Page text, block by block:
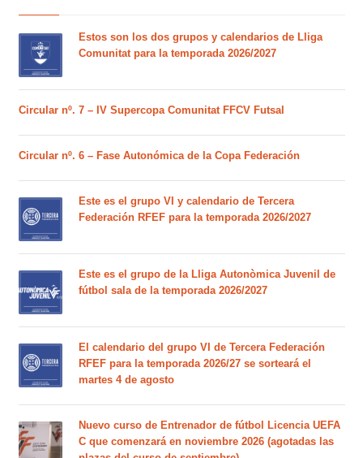
Estos son los dos grupos y calendarios de Lliga
Comunitat para la temporada 2026/2027
Circular nº. 7 – IV Supercopa Comunitat FFCV Futsal
Circular nº. 6 – Fase Autonómica de la Copa Federación
Este es el grupo VI y calendario de Tercera
Federación RFEF para la temporada 2026/2027
Este es el grupo de la Lliga Autonòmica Juvenil de
fútbol sala de la temporada 2026/2027
El calendario del grupo VI de Tercera Federación
RFEF para la temporada 2026/27 se sorteará el
martes 4 de agosto
Nuevo curso de Entrenador de fútbol Licencia UEFA
C que comenzará en noviembre 2026 (agotadas las